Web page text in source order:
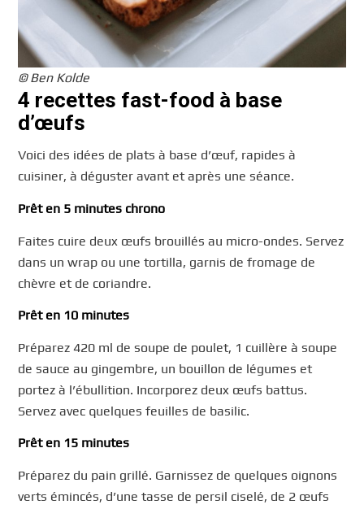
© Ben Kolde
4 recettes fast-food à base
d’œufs
Voici des idées de plats à base d’œuf, rapides à
cuisiner, à déguster avant et après une séance.
Prêt en 5 minutes chrono
Faites cuire deux œufs brouillés au micro-ondes. Servez
dans un wrap ou une tortilla, garnis de fromage de
chèvre et de coriandre.
Prêt en 10 minutes
Préparez 420 ml de soupe de poulet, 1 cuillère à soupe
de sauce au gingembre, un bouillon de légumes et
portez à l’ébullition. Incorporez deux œufs battus.
Servez avec quelques feuilles de basilic.
Prêt en 15 minutes
Préparez du pain grillé. Garnissez de quelques oignons
verts émincés, d’une tasse de persil ciselé, de 2 œufs